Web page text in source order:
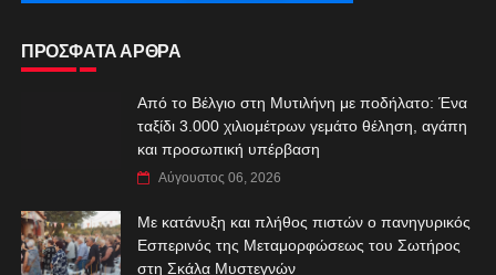
ΠΡΟΣΦΑΤΑ ΑΡΘΡΑ
Από το Βέλγιο στη Μυτιλήνη με ποδήλατο: Ένα
ταξίδι 3.000 χιλιομέτρων γεμάτο θέληση, αγάπη
και προσωπική υπέρβαση
Αύγουστος 06, 2026
Με κατάνυξη και πλήθος πιστών ο πανηγυρικός
Εσπερινός της Μεταμορφώσεως του Σωτήρος
στη Σκάλα Μυστεγνών